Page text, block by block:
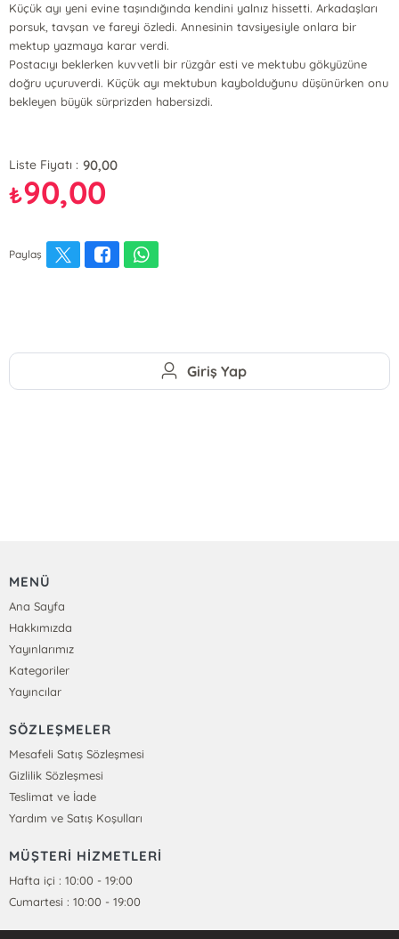
Küçük ayı yeni evine taşındığında kendini yalnız hissetti. Arkadaşları
porsuk, tavşan ve fareyi özledi. Annesinin tavsiyesiyle onlara bir
mektup yazmaya karar verdi.
Postacıyı beklerken kuvvetli bir rüzgâr esti ve mektubu gökyüzüne
doğru uçuruverdi. Küçük ayı mektubun kaybolduğunu düşünürken onu
bekleyen büyük sürprizden habersizdi.
Liste Fiyatı : 90,00
₺90,00
Paylaş
Giriş Yap
MENÜ
Ana Sayfa
Hakkımızda
Yayınlarımız
Kategoriler
Yayıncılar
SÖZLEŞMELER
Mesafeli Satış Sözleşmesi
Gizlilik Sözleşmesi
Teslimat ve İade
Yardım ve Satış Koşulları
MÜŞTERİ HİZMETLERİ
Hafta içi : 10:00 - 19:00
Cumartesi : 10:00 - 19:00